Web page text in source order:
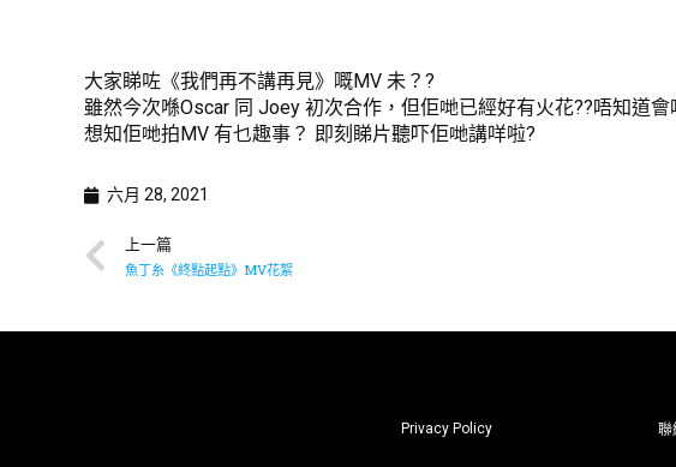
大家睇咗《我們再不講再見》嘅MV 未？?
雖然今次喺Oscar 同 Joey 初次合作，但佢哋已經好有火花??唔知道
想知佢哋拍MV 有乜趣事？ 即刻睇片聽吓佢哋講咩啦?
六月 28, 2021
上一篇
魚丁糸《終點起點》MV花絮
Privacy Policy 聯